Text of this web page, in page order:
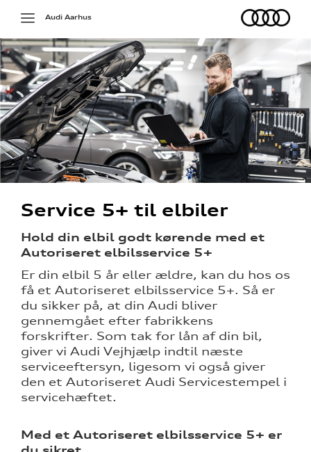
5 år?
elbiler
til
Toggle
navigation
Audi
Audi Aarhus
Service 5+ til elbiler
Hold din elbil godt kørende med et
Autoriseret elbilsservice 5+
Er din elbil 5 år eller ældre, kan du hos os
få et Autoriseret elbilsservice 5+. Så er
du sikker på, at din Audi bliver
gennemgået efter fabrikkens
forskrifter. Som tak for lån af din bil,
giver vi Audi Vejhjælp indtil næste
serviceeftersyn, ligesom vi også giver
den et Autoriseret Audi Servicestempel i
servicehæftet.
Med et Autoriseret elbilsservice 5+ er